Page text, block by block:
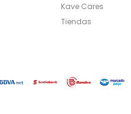
Kave Cares
Tiendas